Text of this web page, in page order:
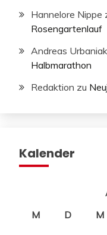
Hannelore Nippe
Rosengartenlauf
Andreas Urbaniak
Halbmarathon
Redaktion zu
Kalender
M
D M